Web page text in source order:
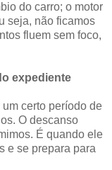
do carro; o motor
seja, não ficamos
fluem sem foco,
expediente
certo período de
O descanso
É quando ele
e se prepara para